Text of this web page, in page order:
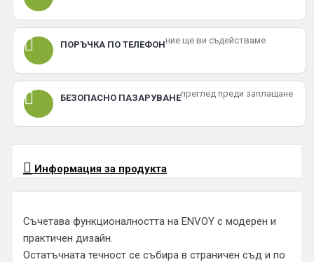
ПОРЪЧКА ПО ТЕЛЕФОНние ще ви съдействаме
БЕЗОПАСНО ПАЗАРУВАНЕпреглед преди заплащане
Информация за продукта
Съчетава функционалността на ENVOY с модерен и
практичен дизайн.
Остатъчната течност се събира в страничен съд и по